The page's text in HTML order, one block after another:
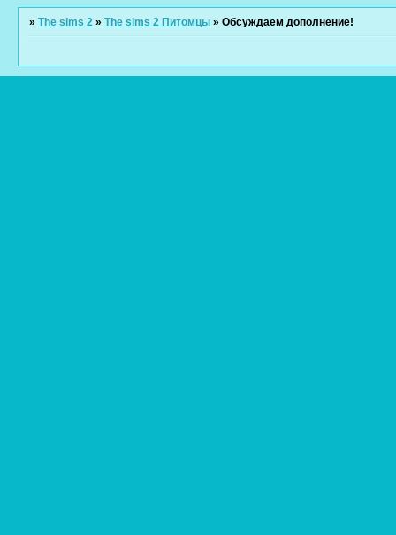
»The sims 2 »The sims 2 Питомцы »Обсуждаем дополнение!